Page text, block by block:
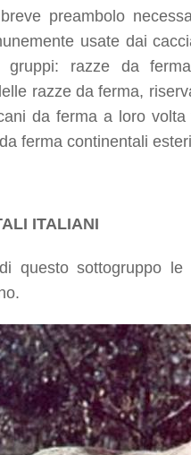
preambolo
usate dai
razze da
razze da ferma,
da ferma a loro
ferma continentali
ITALIANI
questo sottogruppo